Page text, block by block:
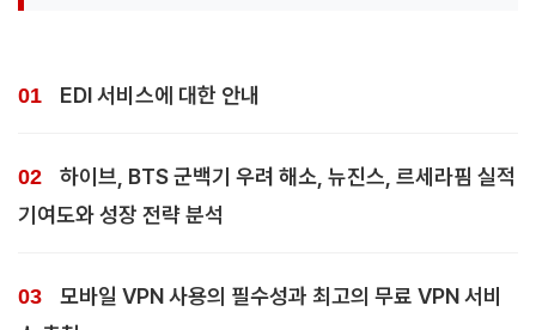
EDI 서비스에 대한 안내
하이브, BTS 군백기 우려 해소, 뉴진스, 르세라핌 실적
기여도와 성장 전략 분석
모바일 VPN 사용의 필수성과 최고의 무료 VPN 서비